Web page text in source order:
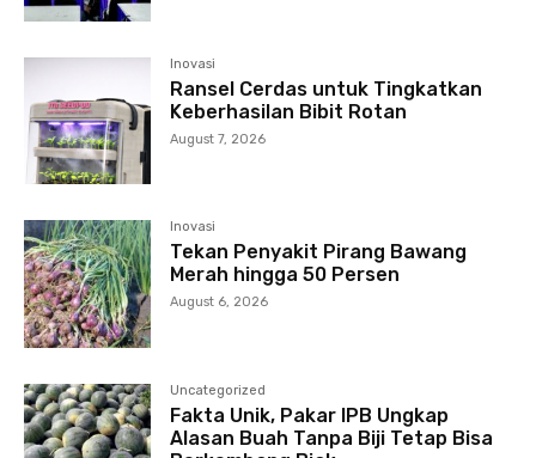
Inovasi
Ransel Cerdas untuk Tingkatkan
Keberhasilan Bibit Rotan
August 7, 2026
Inovasi
Tekan Penyakit Pirang Bawang
Merah hingga 50 Persen
August 6, 2026
Uncategorized
Fakta Unik, Pakar IPB Ungkap
Alasan Buah Tanpa Biji Tetap Bisa